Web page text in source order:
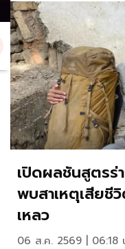
เปิดผลชันสูตรร่
พบสาเหตุเสียชี
เหลว
06 ส.ค. 2569 | 06:18